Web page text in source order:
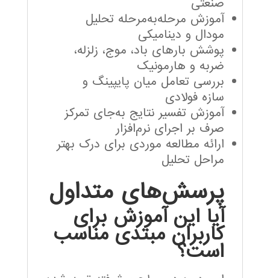
صنعتی
آموزش مرحله‌به‌مرحله تحلیل
مودال و دینامیکی
پوشش بارهای باد، موج، زلزله،
ضربه و هارمونیک
بررسی تعامل میان پایپینگ و
سازه فولادی
آموزش تفسیر نتایج به‌جای تمرکز
صرف بر اجرای نرم‌افزار
ارائه مطالعه موردی برای درک بهتر
مراحل تحلیل
پرسش‌های متداول
آیا این آموزش برای
کاربران مبتدی مناسب
است؟